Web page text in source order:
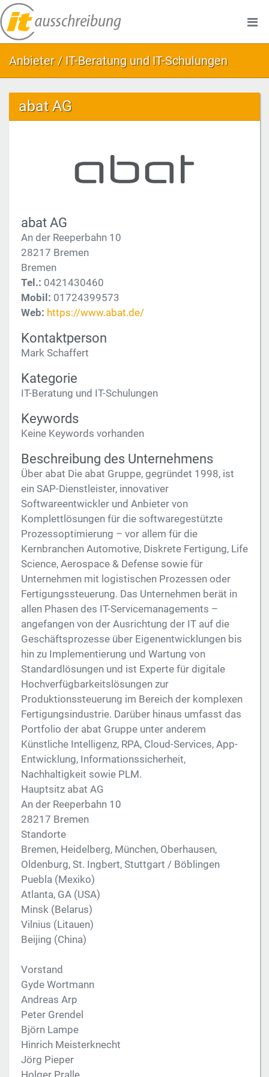
Anbieter / IT-Beratung und IT-Schulungen
abat AG
abat AG
An der Reeperbahn 10
28217 Bremen
Bremen
Tel.: 0421430460
Mobil: 01724399573
Web: https://www.abat.de/
Kontaktperson
Mark Schaffert
Kategorie
IT-Beratung und IT-Schulungen
Keywords
Keine Keywords vorhanden
Beschreibung des Unternehmens
Über abat Die abat Gruppe, gegründet 1998, ist
ein SAP-Dienstleister, innovativer
Softwareentwickler und Anbieter von
Komplettlösungen für die softwaregestützte
Prozessoptimierung – vor allem für die
Kernbranchen Automotive, Diskrete Fertigung, Life
Science, Aerospace & Defense sowie für
Unternehmen mit logistischen Prozessen oder
Fertigungssteuerung. Das Unternehmen berät in
allen Phasen des IT-Servicemanagements –
angefangen von der Ausrichtung der IT auf die
Geschäftsprozesse über Eigenentwicklungen bis
hin zu Implementierung und Wartung von
Standardlösungen und ist Experte für digitale
Hochverfügbarkeitslösungen zur
Produktionssteuerung im Bereich der komplexen
Fertigungsindustrie. Darüber hinaus umfasst das
Portfolio der abat Gruppe unter anderem
Künstliche Intelligenz, RPA, Cloud-Services, App-
Entwicklung, Informationssicherheit,
Nachhaltigkeit sowie PLM.
Hauptsitz abat AG
An der Reeperbahn 10
28217 Bremen
Standorte
Bremen, Heidelberg, München, Oberhausen,
Oldenburg, St. Ingbert, Stuttgart / Böblingen
Puebla (Mexiko)
Atlanta, GA (USA)
Minsk (Belarus)
Vilnius (Litauen)
Beijing (China)
Vorstand
Gyde Wortmann
Andreas Arp
Peter Grendel
Björn Lampe
Hinrich Meisterknecht
Jörg Pieper
Holger Pralle